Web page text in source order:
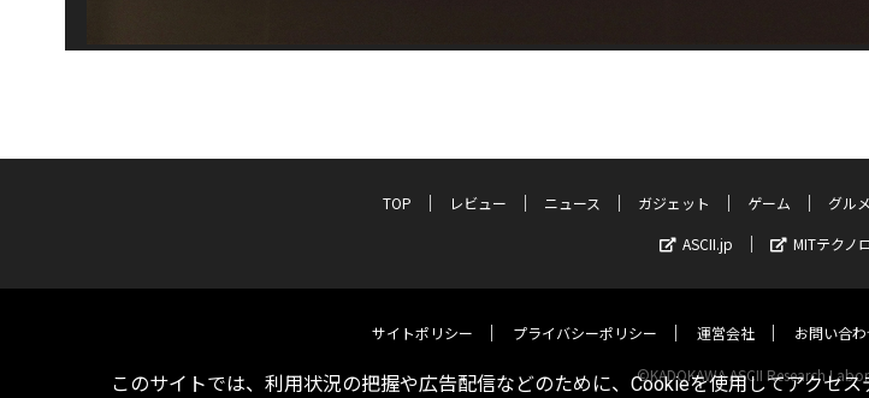
TOP レビュー ニュース ガジェット ゲーム グルメ
ASCII.jp
MITテクノ
サイトポリシー プライバシーポリシー 運営会社 お問い合
©KADOKAWA ASCII Research
このサイトでは、利用状況の把握や広告配信などのために、Cookieを使用してアクセ